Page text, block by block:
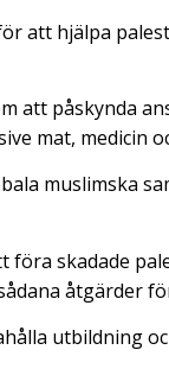
att hjälpa
att påskynda
mat, medicin
muslimska
föra skadade
åtgärder
utbildning